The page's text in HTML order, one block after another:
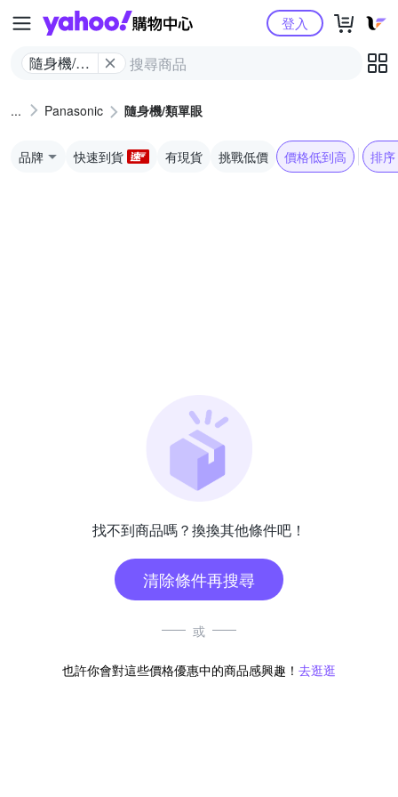
Yahoo購物中心
隨身機/類
登入
Panasonic 隨身機/類單眼
品牌 快速到貨 有現貨 挑戰低價 價格低到高 排序
找不到商品嗎？換換其他條件吧！
清除條件再搜尋
或
也許你會對這些價格優惠中的商品感興趣！ 去逛逛